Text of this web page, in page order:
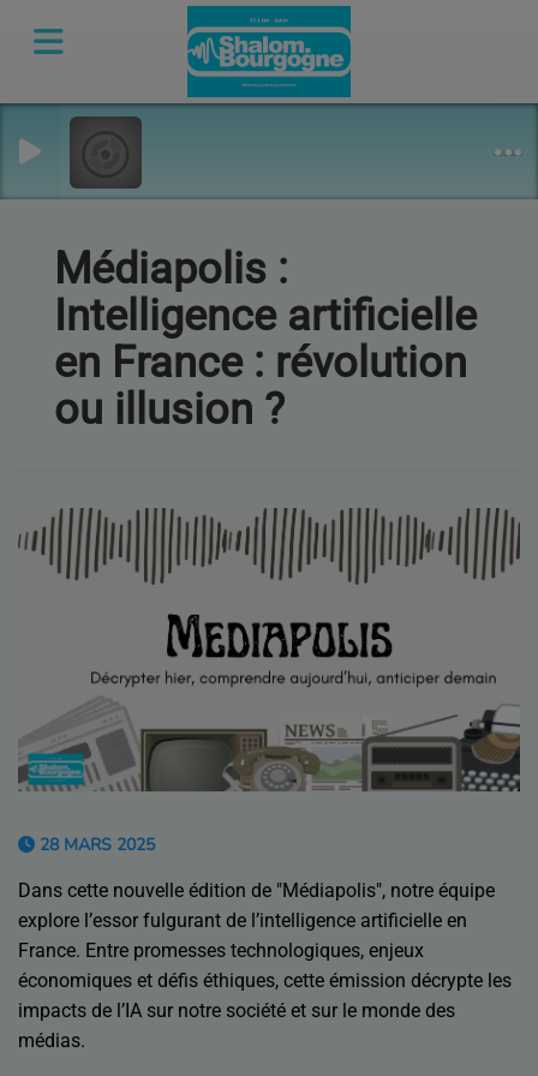
Médiapolis :
Intelligence artificielle
en France : révolution
ou illusion ?
28 MARS 2025
Dans cette nouvelle édition de "Médiapolis", notre équipe
explore l’essor fulgurant de l’intelligence artificielle en
France. Entre promesses technologiques, enjeux
économiques et défis éthiques, cette émission décrypte les
impacts de l’IA sur notre société et sur le monde des
médias.